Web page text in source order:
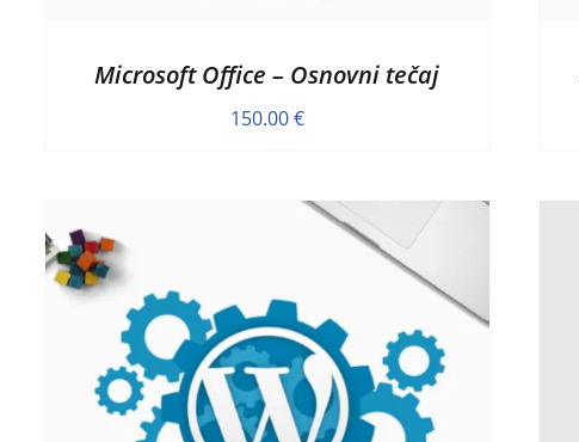
Microsoft Office – Osnovni tečaj
150.00€
DODAJ V KOŠARICO / HITRI OGLED